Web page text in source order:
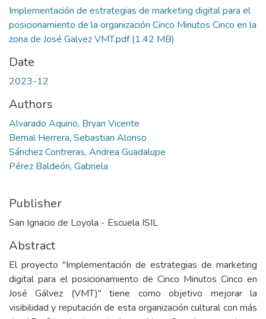
Implementación de estrategias de marketing digital para el
posicionamiento de la organización Cinco Minutos Cinco en la
zona de José Galvez VMT.pdf(1.42 MB)
Date
2023-12
Authors
Alvarado Aquino, Bryan Vicente
Bernal Herrera, Sebastian Alonso
Sánchez Contreras, Andrea Guadalupe
Pérez Baldeón, Gabriela
Publisher
San Ignacio de Loyola - Escuela ISIL
Abstract
El proyecto "Implementación de estrategias de marketing
digital para el posicionamiento de Cinco Minutos Cinco en
José Gálvez (VMT)" tiene como objetivo mejorar la
visibilidad y reputación de esta organización cultural con más